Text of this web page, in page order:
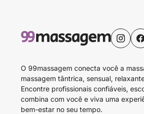
O 99massagem conecta você a
massagem tântrica, sensual,
Encontre profissionais confiáveis,
combina com você e viva uma
bem-estar no seu tempo.